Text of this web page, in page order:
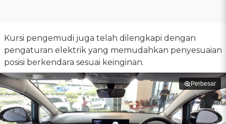
Kursi pengemudi juga telah dilengkapi dengan
pengaturan elektrik yang memudahkan penyesuaian
posisi berkendara sesuai keinginan.
Perbesar